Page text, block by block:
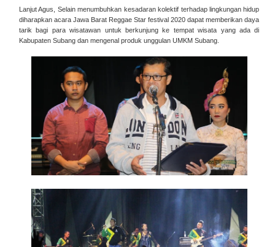
Lanjut Agus, Selain menumbuhkan kesadaran kolektif terhadap lingkungan hidup
diharapkan acara Jawa Barat Reggae Star festival 2020 dapat memberikan daya
tarik bagi para wisatawan untuk berkunjung ke tempat wisata yang ada di
Kabupaten Subang dan mengenal produk unggulan UMKM Subang.